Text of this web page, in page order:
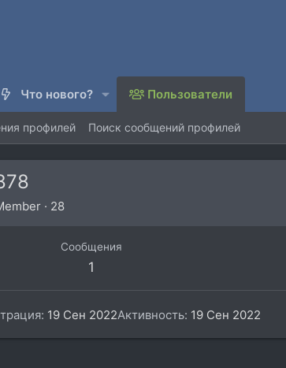
Что нового? Пользователи
профилей Поиск сообщений профилей
· 28
Сообщения
1
19 Сен 2022Активность 19 Сен 2022